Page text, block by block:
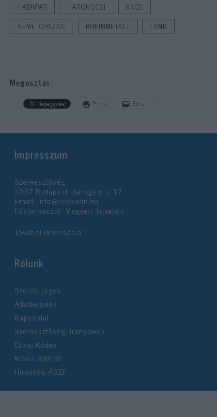
HADIIPAR HARCKOCSI
KNDS
NÉMETORSZÁG
RHEINMETALL TANK
Megosztás:
Print Email
Impresszum
Szerkesztőség:
1037 Budapest, Seregély u. 17.
Email: info@neokohn.hu
Főszerkesztő: Megyeri Jonatán
További információ »
Rólunk
Szerzői jogok
Adatkezelés
Kapcsolat
Szerkesztőségi irányelvek
Etikai Kódex
Média ajánlat
Hirdetési ÁSZF